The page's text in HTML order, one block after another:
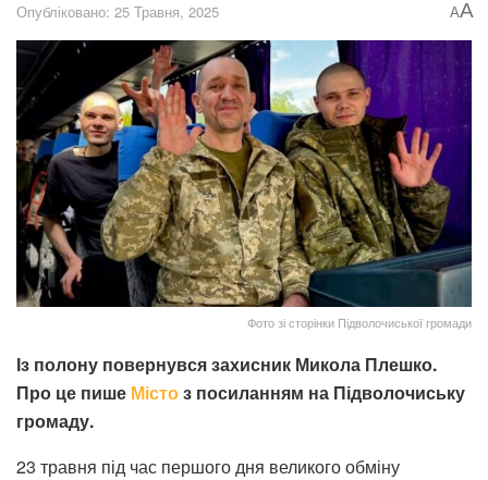
Опубліковано: 25 Травня, 2025 AA
Фото зі сторінки Підволочиської громади
Із полону повернувся захисник Микола Плешко.
Про це пише Містоз посиланням на Підволочиську
громаду.
23 травня під час першого дня великого обміну